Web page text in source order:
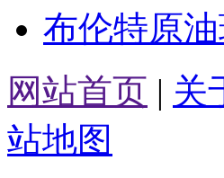
布伦特原
网站首页 | 关
站地图